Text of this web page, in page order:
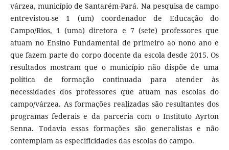
várzea, município de Santarém-Pará. Na pesquisa de campo
entrevistou-se 1 (um) coordenador de Educação do
Campo/Rios, 1 (uma) diretora e 7 (sete) professores que
atuam no Ensino Fundamental de primeiro ao nono ano e
que fazem parte do corpo docente da escola desde 2015. Os
resultados mostram que o município não dispõe de uma
política de formação continuada para atender às
necessidades dos professores que atuam nas escolas do
campo/várzea. As formações realizadas são resultantes dos
programas federais e da parceria com o Instituto Ayrton
Senna. Todavia essas formações são generalistas e não
contemplam as especificidades das escolas do campo.